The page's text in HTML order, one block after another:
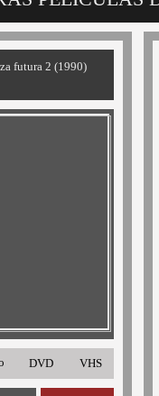
futura 2 (1990)
DVD VHS